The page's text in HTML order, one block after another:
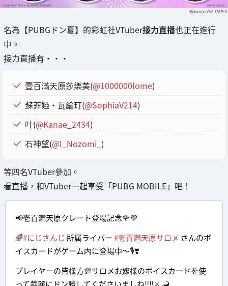
PR TIMES
名為【PUBGドン夏】的彩虹社VTuber接力直播也正在進行
中。
接力直播有・・・
壹百滿天原莎樂美(@1000000lome)
蘇菲婭・瓦綸玎(@SophiaV214)
叶(@Kanae_2434)
石神望(@I_Nozomi_ )
等四名VTuber參加。
看直播，和VTuber一起享受「PUBG MOBILE」吧！
📢壱百満天原クレート登場記念🌹💜
🌈#にじさんじ 所属ライバー#壱百満天原サロメ さんのボ
イスカードがゲーム内に登場中～🎙❣
プレイヤーの皆様方💯サロメお嬢様のボイスカードを使